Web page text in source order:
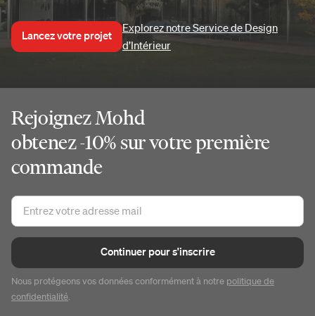
Lancez votre projet
Explorez notre Service de Design
d’Intérieur
Rejoignez Mohd
obtenez -10% sur votre première
commande
Continuer pour s'inscrire
Nous protégeons vos données conformément à notre politique de
confidentialité.